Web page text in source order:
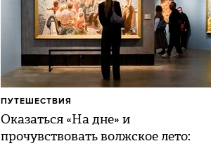
Оказаться «На дне» и
прочувствовать волжское лето:
ПУТЕШЕСТВИЯ